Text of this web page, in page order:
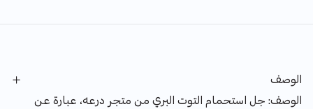
الوصف
الوصف: جل استحمام التوت البري من متجر درعه، عبارة عن